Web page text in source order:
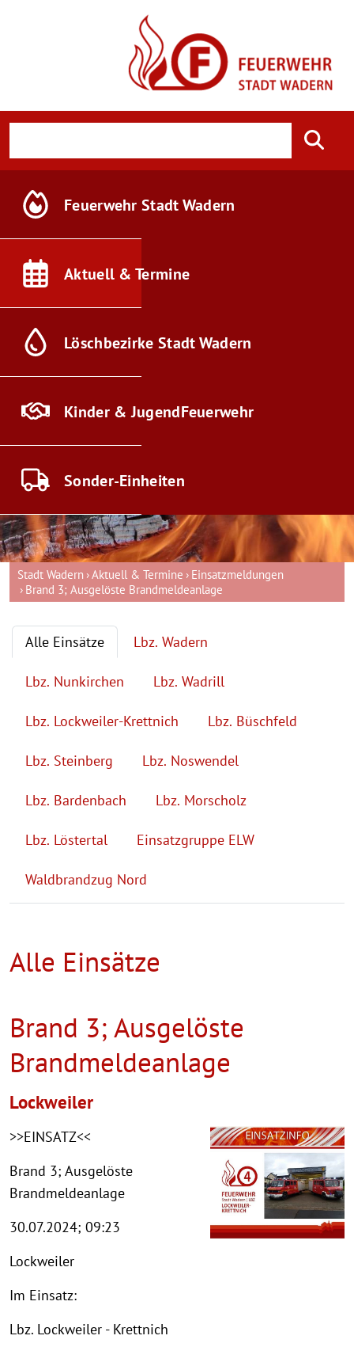
Feuerwehr Stadt Wadern
Aktuell & Termine
Löschbezirke Stadt Wadern
Kinder & JugendFeuerwehr
Sonder-Einheiten
Stadt Wadern Aktuell & Termine
Einsatzmeldungen
Brand 3; Ausgelöste Brandmeldeanlage
Alle Einsätze Lbz. Wadern
Lbz. Nunkirchen Lbz. Wadrill
Lbz. Lockweiler-Krettnich Lbz. Büschfeld
Lbz. Steinberg Lbz. Noswendel
Lbz. Bardenbach Lbz. Morscholz
Lbz. Löstertal Einsatzgruppe ELW
Waldbrandzug Nord
Alle Einsätze
Brand 3; Ausgelöste
Brandmeldeanlage
Lockweiler
>>EINSATZ<<
Brand 3; Ausgelöste
Brandmeldeanlage
30.07.2024; 09:23
Lockweiler
Im Einsatz:
Lbz. Lockweiler - Krettnich